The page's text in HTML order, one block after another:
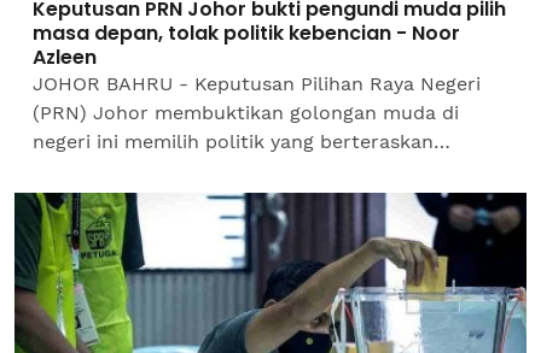
Keputusan PRN Johor bukti pengundi muda pilih
masa depan, tolak politik kebencian - Noor
Azleen
JOHOR BAHRU - Keputusan Pilihan Raya Negeri
(PRN) Johor membuktikan golongan muda di
negeri ini memilih politik yang berteraskan
politik kebencian.Ketua...